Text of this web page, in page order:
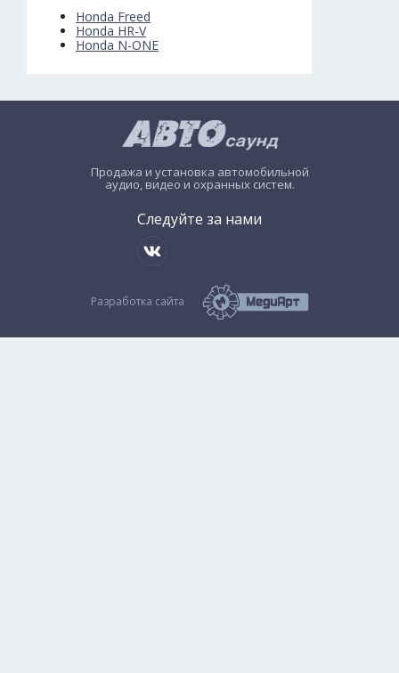
Honda Freed
Honda HR-V
Honda N-ONE
Продажа и установка автомобильной
аудио, видео и охранных систем.
Следуйте за нами
Разработка сайта